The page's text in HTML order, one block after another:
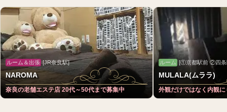
ルーム＆出張[JR奈良駅]
NAROMA
奈良の老舗エステ店 20代～50代まで募集中
ルーム [①京都駅前 ②四条
MULALA(ムララ)
外観だけではなく内観